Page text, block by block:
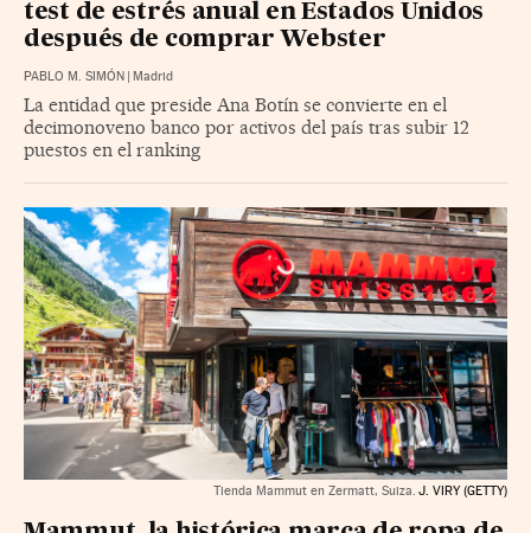
test de estrés anual en Estados Unidos
después de comprar Webster
PABLO M. SIMÓN Madrid
La entidad que preside Ana Botín se convierte en el
decimonoveno banco por activos del país tras subir 12
puestos en el ranking
Tienda Mammut en Zermatt, Suiza. J. VIRY (GETTY)